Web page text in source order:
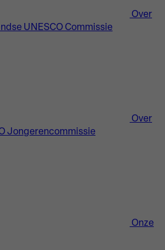
Over
UNESCO Commissie
Over
Jongerencommissie
Onze